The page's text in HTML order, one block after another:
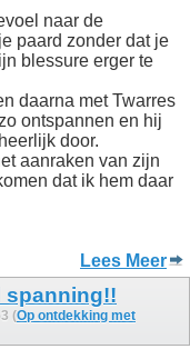
naar de
paard zonder dat je
blessure erger te
daarna met Twarres
ontspannen en hij
door.
aanraken van zijn
dat ik hem daar
Lees Meer
spanning!!
(Op ontdekking met